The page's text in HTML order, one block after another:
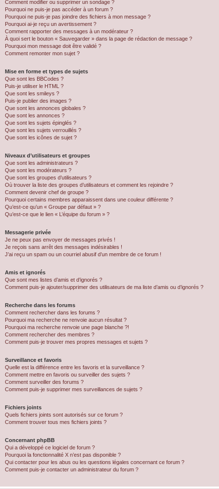
Comment modifier ou supprimer un sondage ?
Pourquoi ne puis-je pas accéder à un forum ?
Pourquoi ne puis-je pas joindre des fichiers à mon message ?
Pourquoi ai-je reçu un avertissement ?
Comment rapporter des messages à un modérateur ?
À quoi sert le bouton « Sauvegarder » dans la page de rédaction de message ?
Pourquoi mon message doit être validé ?
Comment remonter mon sujet ?
Mise en forme et types de sujets
Que sont les BBCodes ?
Puis-je utiliser le HTML ?
Que sont les smileys ?
Puis-je publier des images ?
Que sont les annonces globales ?
Que sont les annonces ?
Que sont les sujets épinglés ?
Que sont les sujets verrouillés ?
Que sont les icônes de sujet ?
Niveaux d’utilisateurs et groupes
Que sont les administrateurs ?
Que sont les modérateurs ?
Que sont les groupes d’utilisateurs ?
Où trouver la liste des groupes d’utilisateurs et comment les rejoindre ?
Comment devenir chef de groupe ?
Pourquoi certains membres apparaissent dans une couleur différente ?
Qu’est-ce qu’un « Groupe par défaut » ?
Qu’est-ce que le lien « L’équipe du forum » ?
Messagerie privée
Je ne peux pas envoyer de messages privés !
Je reçois sans arrêt des messages indésirables !
J’ai reçu un spam ou un courriel abusif d’un membre de ce forum !
Amis et ignorés
Que sont mes listes d’amis et d’ignorés ?
Comment puis-je ajouter/supprimer des utilisateurs de ma liste d’amis ou d’ignorés ?
Recherche dans les forums
Comment rechercher dans les forums ?
Pourquoi ma recherche ne renvoie aucun résultat ?
Pourquoi ma recherche renvoie une page blanche ?!
Comment rechercher des membres ?
Comment puis-je trouver mes propres messages et sujets ?
Surveillance et favoris
Quelle est la différence entre les favoris et la surveillance ?
Comment mettre en favoris ou surveiller des sujets ?
Comment surveiller des forums ?
Comment puis-je supprimer mes surveillances de sujets ?
Fichiers joints
Quels fichiers joints sont autorisés sur ce forum ?
Comment trouver tous mes fichiers joints ?
Concernant phpBB
Qui a développé ce logiciel de forum ?
Pourquoi la fonctionnalité X n’est pas disponible ?
Qui contacter pour les abus ou les questions légales concernant ce forum ?
Comment puis-je contacter un administrateur du forum ?